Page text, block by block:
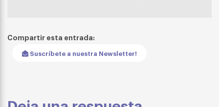
Compartir esta entrada:
Suscríbete a nuestra Newsletter!